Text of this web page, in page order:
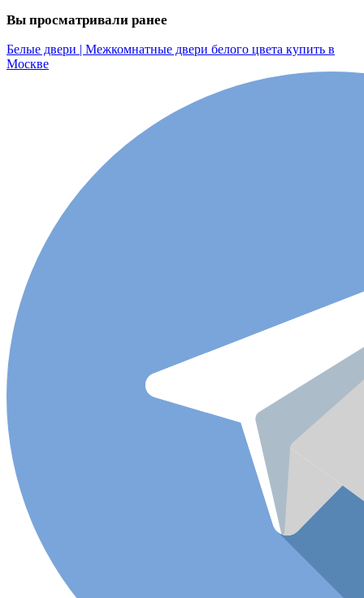
Вы просматривали ранее
Белые двери | Межкомнатные двери белого цвета купить в
Москве